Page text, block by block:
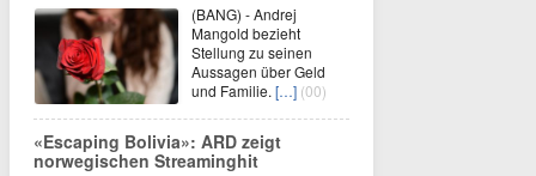
(BANG) - Andrej
Mangold bezieht
Stellung zu seinen
Aussagen über Geld
und Familie. […] (00)
«Escaping Bolivia»: ARD zeigt
norwegischen Streaminghit